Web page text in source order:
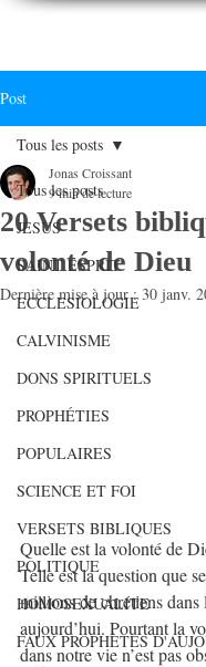
Post
Tous les posts
JESUS
SAINT ESPRIT
ECCLESIOLOGIE
CALVINISME
DONS SPIRITUELS
PROPHÉTIES
POPULAIRES
SCIENCE ET FOI
VERSETS BIBLIQUES
POLITIQUE
HOMOSEXUALITE
FAUX PROPHÈTES
Tous les posts
20 Versets
volonté de Dieu
Jonas Croissant
9 min de lecture
Dernière mise à jour :30 janv.
Quelle est la volonté de
Telle est la question que
millions de chrétiens dans
aujourd’hui. Pourtant la
dans notre vie n’est pas